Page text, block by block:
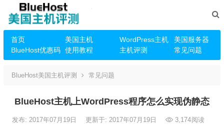
首页 美国主机 WordPress主机
美国服务器
BlueHost优惠码
使用教程 主机评测 常见问题
BlueHost美国主机评测 常见问题
BlueHost主机上WordPress程序怎么实现伪静态
发布: 2017年07月19日 更新于: 2017年07月19日 3,174阅读